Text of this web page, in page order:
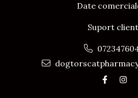
Date
Suport